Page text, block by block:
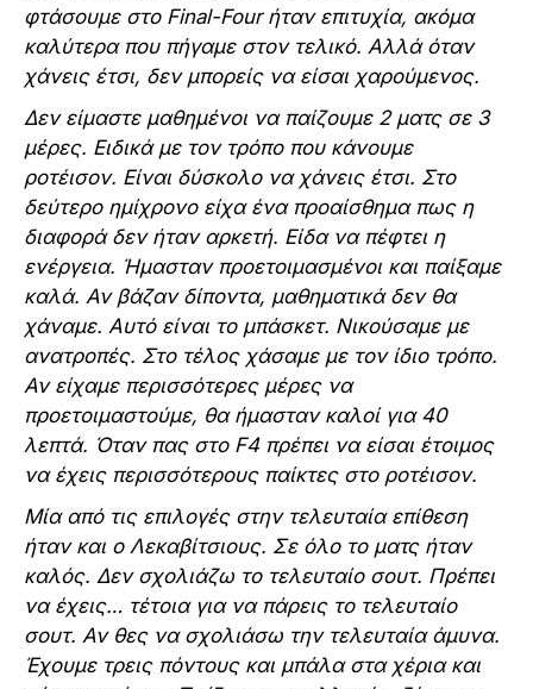
φτάσουμε στο Final-Four ήταν επιτυχία, ακόμα
καλύτερα που πήγαμε στον τελικό. Αλλά όταν
χάνεις έτσι, δεν μπορείς να είσαι χαρούμενος.
Δεν είμαστε μαθημένοι να παίζουμε 2 ματς σε 3
μέρες. Ειδικά με τον τρόπο που κάνουμε
ροτέισον. Είναι δύσκολο να χάνεις έτσι. Στο
δεύτερο ημίχρονο είχα ένα προαίσθημα πως η
διαφορά δεν ήταν αρκετή. Είδα να πέφτει η
ενέργεια. Ήμασταν προετοιμασμένοι και παίξαμε
καλά. Αν βάζαν δίποντα, μαθηματικά δεν θα
χάναμε. Αυτό είναι το μπάσκετ. Νικούσαμε με
ανατροπές. Στο τέλος χάσαμε με τον ίδιο τρόπο.
Αν είχαμε περισσότερες μέρες να
προετοιμαστούμε, θα ήμασταν καλοί για 40
λεπτά. Όταν πας στο F4 πρέπει να είσαι έτοιμος
να έχεις περισσότερους παίκτες στο ροτέισον.
Μία από τις επιλογές στην τελευταία επίθεση
ήταν και ο Λεκαβίτσιους. Σε όλο το ματς ήταν
καλός. Δεν σχολιάζω το τελευταίο σουτ. Πρέπει
να έχεις… τέτοια για να πάρεις το τελευταίο
σουτ. Αν θες να σχολιάσω την τελευταία άμυνα.
Έχουμε τρεις πόντους και μπάλα στα χέρια και